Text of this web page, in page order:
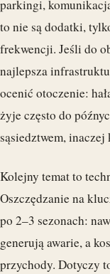
parkingi,
to nie są dodatki,
frekwencji. Jeśli do
najlepsza
ocenić otoczenie:
żyje często do
sąsiedztwem,
Kolejny temat to
Oszczędzanie na
po 2–3 sezonach:
generują awarie, a
przychody. Dotyczy